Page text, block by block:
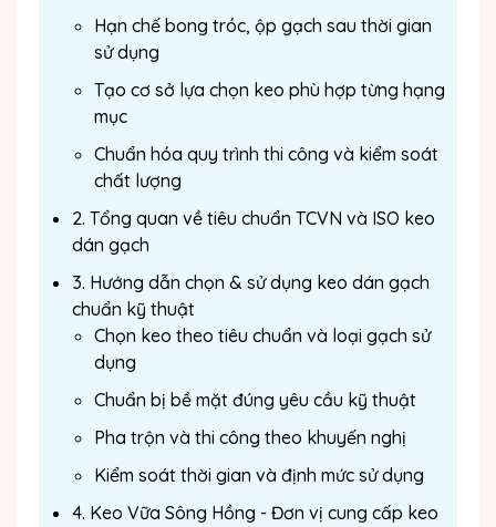
Hạn chế bong tróc, ộp gạch sau thời gian
sử dụng
Tạo cơ sở lựa chọn keo phù hợp từng hạng
mục
Chuẩn hóa quy trình thi công và kiểm soát
chất lượng
2. Tổng quan về tiêu chuẩn TCVN và ISO keo
dán gạch
3. Hướng dẫn chọn & sử dụng keo dán gạch
chuẩn kỹ thuật
Chọn keo theo tiêu chuẩn và loại gạch sử
dụng
Chuẩn bị bề mặt đúng yêu cầu kỹ thuật
Pha trộn và thi công theo khuyến nghị
Kiểm soát thời gian và định mức sử dụng
4. Keo Vữa Sông Hồng - Đơn vị cung cấp keo